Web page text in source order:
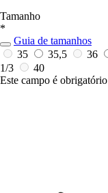
Tamanho
*
Guia de tamanhos
35
35,5 36
1/3
40
Este campo é obrigatório